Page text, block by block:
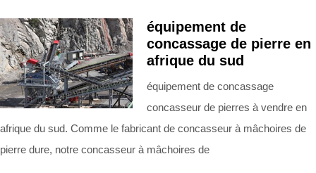
équipement de
concassage de pierre en
afrique du sud
équipement de concassage
concasseur de pierres à vendre en
afrique du sud. Comme le fabricant de concasseur à mâchoires de
pierre dure, notre concasseur à mâchoires de